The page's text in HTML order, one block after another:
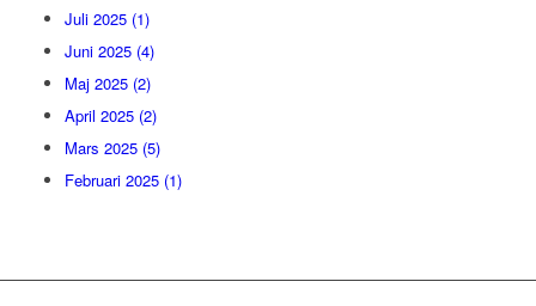
Juli 2025 (1)
Juni 2025 (4)
Maj 2025 (2)
April 2025 (2)
Mars 2025 (5)
Februari 2025 (1)